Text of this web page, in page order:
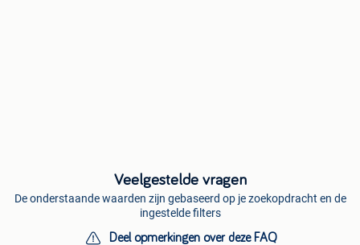
Veelgestelde vragen
De onderstaande waarden zijn gebaseerd op je zoekopdracht en de
ingestelde filters
Deel opmerkingen over deze FAQ